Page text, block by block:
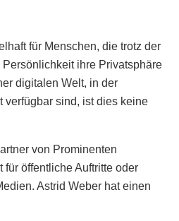
für Menschen, die trotz der
ihre Privatsphäre
digitalen Welt, in der
verfügbar sind, ist dies keine
von Prominenten
öffentliche Auftritte oder
Astrid Weber hat einen